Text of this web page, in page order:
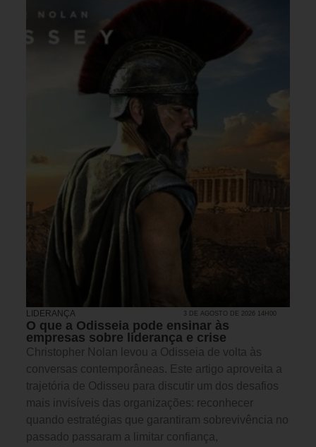
LIDERANÇA 3 DE AGOSTO DE 2026 14H00
O que a Odisseia pode ensinar às
empresas sobre liderança e crise
Christopher Nolan levou a Odisseia de volta às
conversas contemporâneas. Este artigo aproveita a
trajetória de Odisseu para discutir um dos desafios
mais invisíveis das organizações: reconhecer
quando estratégias que garantiram sobrevivência no
passado passaram a limitar confiança,